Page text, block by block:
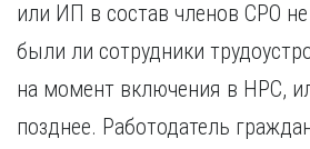
или ИП в состав членов СРО не
были ли сотрудники
на момент включения в НРС,
позднее. Работодатель